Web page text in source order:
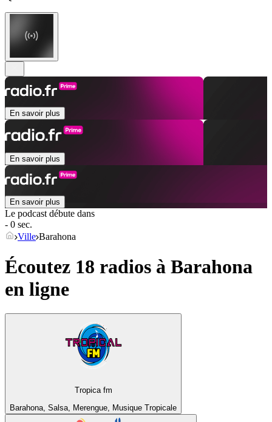
En savoir plus
En savoir plus
En savoir plus
Le podcast débute dans
- 0 sec.
Ville Barahona
Écoutez 18 radios à Barahona
en ligne
Tropica fm
Barahona, Salsa, Merengue, Musique Tropicale